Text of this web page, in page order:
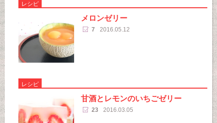
レシピ
メロンゼリー
7 2016.05.12
レシピ
甘酒とレモンのいちごゼリー
23 2016.03.05